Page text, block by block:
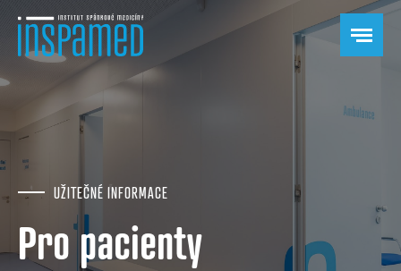
UŽITEČNÉ INFORMACE
Pro pacienty